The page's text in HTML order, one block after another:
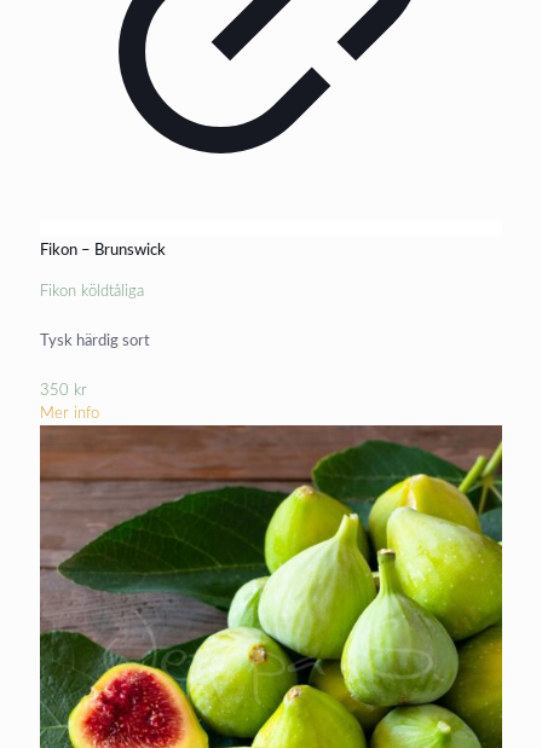
Fikon – Brunswick
Fikon köldtåliga
Tysk härdig sort
350 kr
Mer info